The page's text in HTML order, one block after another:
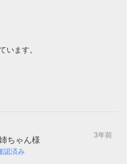
います。
ちゃん様
認済み
3年前